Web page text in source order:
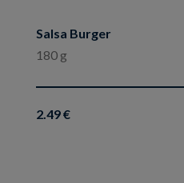
Salsa Burger
180 g
2.49 €